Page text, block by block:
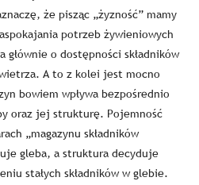
że pisząc „żyzność” mamy
potrzeb żywieniowych
głównie o dostępności składników
A to z kolei jest mocno
bowiem wpływa bezpośrednio
oraz jej strukturę. Pojemność
„magazynu składników
gleba, a struktura decyduje
stałych składników w glebie.